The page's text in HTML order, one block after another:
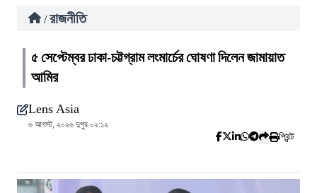
/ রাজনীতি
৫ সেপ্টেম্বর ঢাকা-চট্টগ্রাম লংমার্চের ঘোষণা দিলেন জামায়াত
আমির
Lens Asia
৬ আগস্ট, ২০২৬ দুপুর ০২:১২
প্রিন্ট